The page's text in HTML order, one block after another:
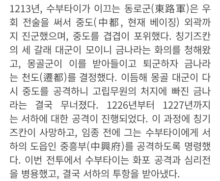
1213년, 수부타이가 이끄는 동로군(東路軍)은 우
회 전술을 써서 중도(中都, 현재 베이징) 외곽까
지 진군했으며, 중도를 겹겹이 포위했다. 칭기즈칸
의 세 갈래 대군이 모이니 금나라는 화의를 청해왔
고, 몽골군이 이를 받아들이고 퇴군하자 금나라
는 천도(遷都)를 결정했다. 이듬해 몽골 대군이 다
시 중도를 공격하니 고립무원의 처지에 빠진 금나
라는 결국 무너졌다. 1226년부터 1227년까지
는 서하에 대한 공격이 진행되었다. 이 과정에 칭기
즈칸이 사망하고, 임종 전에 그는 수부타이에게 서
하의 도읍인 중흥부(中興府)를 공격하도록 명령했
다. 이번 전투에서 수부타이는 화포 공격과 심리전
을 병용했고, 결국 서하의 투항을 받아냈다.